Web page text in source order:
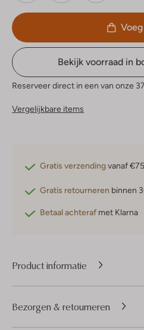
Bekijk voorraad in
Reserveer direct in een van onze
Vergelijkbare items
Gratis verzendingvanaf
Gratis retourneren binnen
Betaal achteraf met Klarna
Product informatie
Bezorgen & retourneren